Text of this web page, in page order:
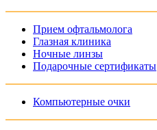
Прием офтальмолога
Глазная клиника
Ночные линзы
Подарочные сертификаты
Компьютерные очки